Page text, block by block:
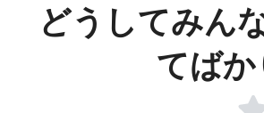
どうしてみん
てば